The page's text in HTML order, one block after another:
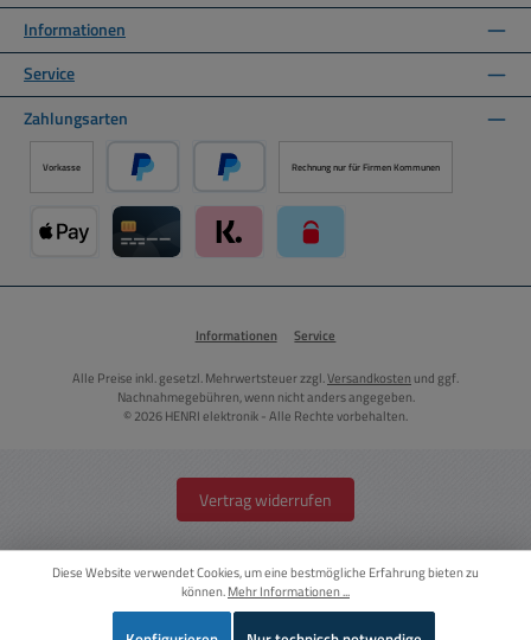
Informationen
Service
Zahlungsarten
Vorkasse
PayPal Später Bezahlen über PayPal
Rechnung nur für Firmen Kommunen
Informationen Service
Alle Preise inkl. gesetzl. Mehrwertsteuer zzgl.Versandkosten und ggf.
Nachnahmegebühren, wenn nicht anders angegeben.
© 2026 HENRI elektronik - Alle Rechte vorbehalten.
Vertrag widerrufen
Diese Website verwendet Cookies, um eine bestmögliche Erfahrung bieten zu
können.Mehr Informationen ...